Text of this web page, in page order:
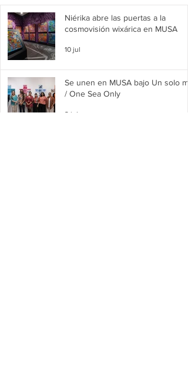
Niérika abre las puertas a la
cosmovisión wixárica en MUSA
10 jul
Se unen en MUSA bajo Un solo
/ One Sea Only
2 jul